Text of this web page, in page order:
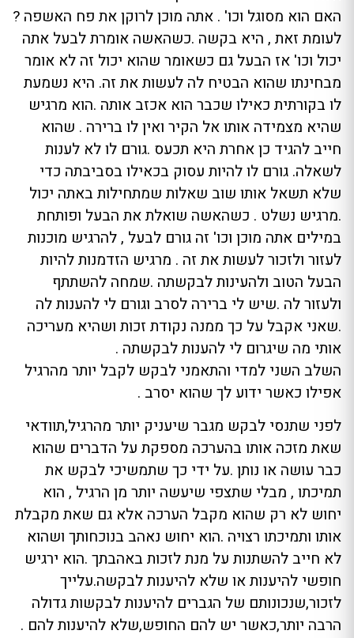
האם הוא מסוגל וכו' . אתה מוכן לרוקן את פח האשפה ?
לעומת זאת , היא בקשה .כשהאשה אומרת לבעל אתה
יכול וכו' אז הבעל גם כשאומר שהוא יכול זה לא אומר
מבחינתו שהוא הבטיח לה לעשות את זה. היא נשמעת
לו בקורתית כאילו שכבר הוא אכזב אותה .הוא מרגיש
שהיא מצמידה אותו אל הקיר ואין לו ברירה . שהוא
חייב להגיד כן אחרת היא תכעס .גורם לו לא לענות
לשאלה. גורם לו להיות עסוק בכאילו בסביבתה כדי
שלא תשאל אותו שוב שאלות שמתחילות באתה יכול
.מרגיש נשלט . כשהאשה שואלת את הבעל ופותחת
במילים אתה מוכן וכו' זה גורם לבעל , להרגיש מוכנות
לעזור ולזכור לעשות את זה . מרגיש הזדמנות להיות
הבעל הטוב ולהעינות לבקשתה .שמחה להשתתף
ולעזור לה .שיש לי ברירה לסרב וגורם לי להענות לה
.שאני אקבל על כך ממנה נקודת זכות ושהיא מעריכה
אותי מה שיגרום לי להענות לבקשתה .
השלב השני למדי והתאמני לבקש לקבל יותר מהרגיל
אפילו כאשר ידוע לך שהוא יסרב .
לפני שתנסי לבקש מגבר שיעניק יותר מהרגיל,תוודאי
שאת מזכה אותו בהערכה מספקת על הדברים שהוא
כבר עושה או נותן .על ידי כך שתמשיכי לבקש את
תמיכתו , מבלי שתצפי שיעשה יותר מן הרגיל , הוא
יחוש לא רק שהוא מקבל הערכה אלא גם שאת מקבלת
אותו ותמיכתו רצויה .הוא יחוש נאהב בנוכחותך ושהוא
לא חייב להשתנות על מנת לזכות באהבתך .הוא ירגיש
חופשי להיענות או שלא להיענות לבקשה.עלייך
לזכור,שנכונותם של הגברים להיענות לבקשות גדולה
הרבה יותר,כאשר יש להם החופש,שלא להיענות להם .